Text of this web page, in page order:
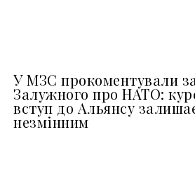
У МЗС прокоментували
Залужного про НАТО:
вступ до Альянсу
незмінним